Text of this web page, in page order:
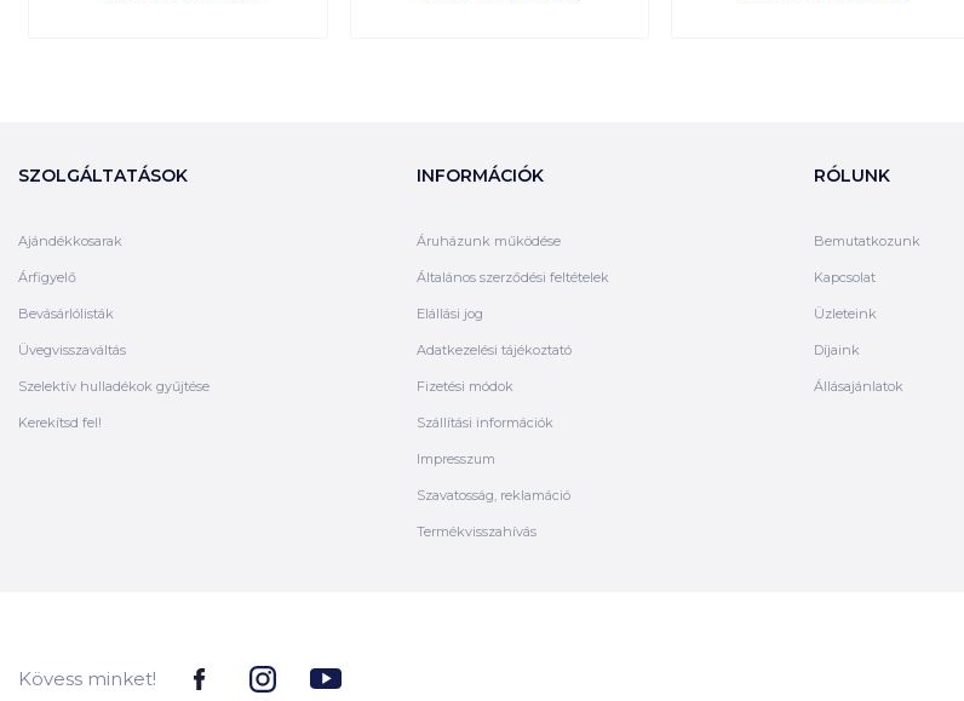
SZOLGÁLTATÁSOK
Ajándékkosarak
Árfigyelő
Bevásárlólisták
Üvegvisszaváltás
Szelektív hulladékok gyűjtése
Kerekítsd fel!
INFORMÁCIÓK
Áruházunk működése
Általános szerződési feltételek
Elállási jog
Adatkezelési tájékoztató
Fizetési módok
Szállítási információk
Impresszum
Szavatosság, reklamáció
Termékvisszahívás
RÓLUNK
Bemutatkozunk
Kapcsolat
Üzleteink
Díjaink
Állásajánlatok
Kövess minket!